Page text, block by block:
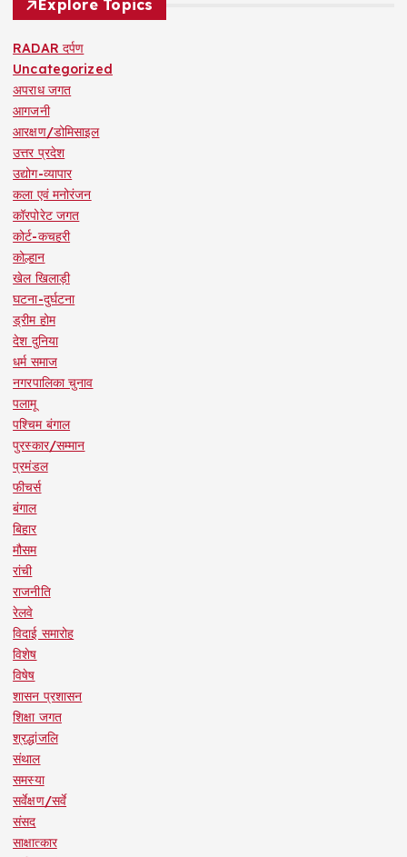
Explore Topics
RADAR दर्पण
Uncategorized
अपराध जगत
आगजनी
आरक्षण/डोमिसाइल
उत्तर प्रदेश
उद्योग-व्यापार
कला एवं मनोरंजन
कॉरपोरेट जगत
कोर्ट-कचहरी
कोल्हान
खेल खिलाड़ी
घटना-दुर्घटना
ड्रीम होम
देश दुनिया
धर्म समाज
नगरपालिका चुनाव
पलामू
पश्चिम बंगाल
पुरस्कार/सम्मान
प्रमंडल
फीचर्स
बंगाल
बिहार
मौसम
रांची
राजनीति
रेलवे
विदाई समारोह
विशेष
विषेष
शासन प्रशासन
शिक्षा जगत
श्रद्धांजलि
संथाल
समस्या
सर्वेक्षण/सर्वे
संसद
साक्षात्कार